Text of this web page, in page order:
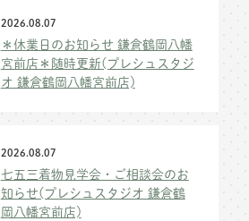
2026.08.07
＊休業日のお知らせ 鎌倉鶴岡八幡
宮前店＊随時更新(プレシュスタジ
オ 鎌倉鶴岡八幡宮前店)
2026.08.07
七五三着物見学会・ご相談会のお
知らせ(プレシュスタジオ 鎌倉鶴
岡八幡宮前店)